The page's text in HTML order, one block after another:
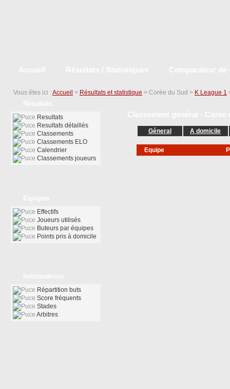
Vous êtes ici : Accueil > Résultats et statistique > Corée du Sud > K League 1
Géneral A domicile
Equipe
Resultats
Resultats détaillés
Classements
Classements ELO
Calendrier
Classements joueurs
Effectifs
Joueurs utilisés
Buteurs par équipes
Points pris à domicile
Répartition buts
Score fréquents
Stades
Arbitres